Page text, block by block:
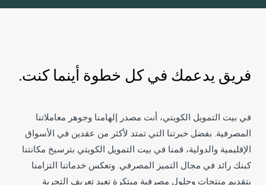
فريق يدعمك في كل خطوة أينما كنت.
في بيت التمويل الكويتي، أنت مصدر إلهامنا وجوهر معاملاتنا
المصرفية. بفضل خبرتنا التي تمتد لأكثر من عقدين في الأسواق
الإقليمية والدولية، قمنا في بيت التمويل الكويتي بترسيخ مكانتنا
كبنك رائد في مجال التميز المصرفي. وتعكس خدماتنا التزامنا
بتقديم منتجات وحلول مصرفية مبتكرة تعيد تعريف التجربة